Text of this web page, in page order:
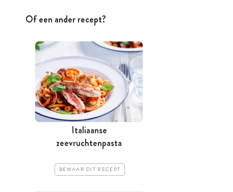
Of een ander recept?
Italiaanse
zeevruchtenpasta
BEWAAR DIT RECEPT